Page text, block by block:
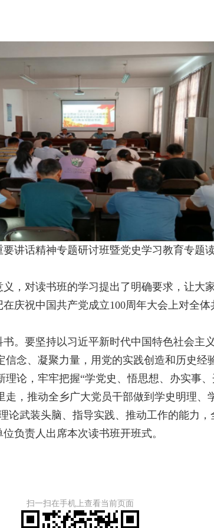
讲话精神专题研讨班暨党史学习教育专题
，对读书班的学习提出了明确要求，让大
庆祝中国共产党成立100周年大会上对全
。要坚持以习近平新时代中国特色社会主
念、凝聚力量，用党的实践创造和历史经
论，牢牢把握“学党史、悟思想、办实事
，推动全乡广大党员干部做到学史明理、
武装头脑、指导实践、推动工作的能力，
负责人出席本次读书班开班式。
扫一扫在手机上查看当前页面